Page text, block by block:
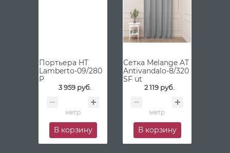
Портьера HT
Lamberto-09/280
P
3 959 руб.
метр
В корзину
Сетка Melange AT
Antivandalo-8/320
SF ut
2 119 руб.
метр
В корзину